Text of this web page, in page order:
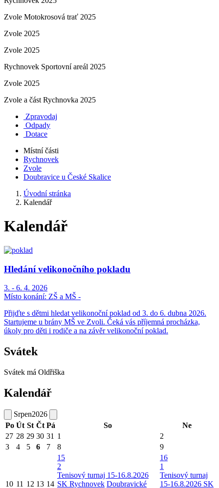
Zvole Motokrosová trať 2025
Zvole 2025
Zvole 2025
Rychnovek Sportovní areál 2025
Zvole 2025
Zvole a část Rychnovka 2025
Zpravodaj
Odpady
Dotace
Místní části
Rychnovek
Zvole
Doubravice u České Skalice
Úvodní stránka
Kalendář
Kalendář
Hledání velikonočního pokladu
3. - 6. 4. 2026
Místo konání: ZŠ a MŠ -
Přijďte s dětmi hledat velikonoční poklad od 3. do 6. dubna 2026.
Startujeme u brány MŠ ve Zvoli. Čeká vás příjemná procházka,
úkoly pro děti i rodiče a na závěr velikonoční poklad.
Svátek
Svátek má Oldřiška
Kalendář
Srpen2026
Po Út St Čt Pá So
Ne
27 28 29 30 31 1
2
3
4 5 6 7 8 9
10 11 12 13 14
15
2
Tenisový turnaj 15-16.8.2026
SK Rychnovek Doubravické
16
1
Tenisový turnaj
15-16.8.2026 SK